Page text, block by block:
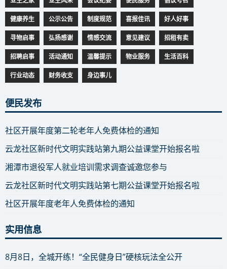
健康养生 公示公告 制度规范 喜报佳讯 好人好事
寻物启事 弘扬感谢 情感交流 意见建议 招租有卖
招聘启事 活动通知 温馨提示 物业服务 生活百科
行业动态 财务收支 身边事儿
便民发布
社区开展年度第二轮老年人免费体检的通知
云龙社区新时代文明实践站第九期公益课堂开始报名啦
湘潭市退役军人就业培训需求调查诚邀您参与
云龙社区新时代文明实践站第七期公益课堂开始报名啦
社区开展年度老年人免费体检的通知
实用信息
8月8日，全城开练！“全民健身日”硬核玩法全公开